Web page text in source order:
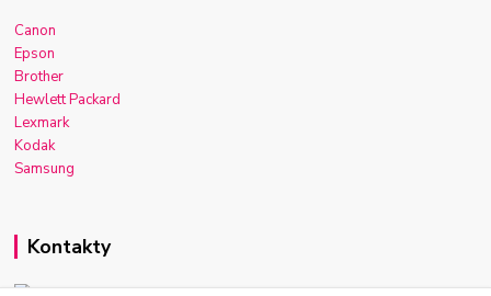
Canon
Epson
Brother
Hewlett Packard
Lexmark
Kodak
Samsung
Kontakty